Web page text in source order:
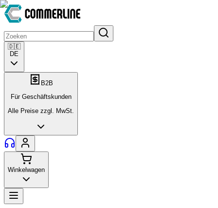
🇩🇪
DE
B2B
Für Geschäftskunden
Alle Preise zzgl. MwSt.
Winkelwagen